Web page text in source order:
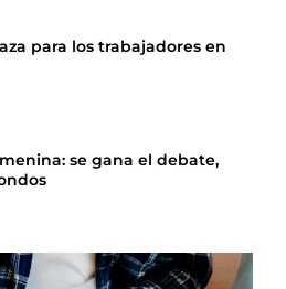
para los trabajadores en
se gana el debate,